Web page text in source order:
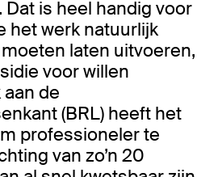
is heel handig voor
het werk natuurlijk
laten uitvoeren,
voor willen
de
(BRL) heeft het
professioneler te
van zo’n 20